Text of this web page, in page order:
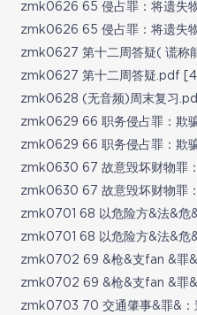
zmk0626 65 侵占罪：将遗失
zmk0626 65 侵占罪：将遗失
zmk0627 第十二周答疑( 谎称
zmk0627 第十二周答疑.pdf
zmk0628 (无音频)周末复习
zmk0629 66 职务侵占罪：欺
zmk0629 66 职务侵占罪：欺
zmk0630 67 故意毁坏财物罪
zmk0630 67 故意毁坏财物罪
zmk0701 68 以危险方&法&危
zmk0701 68 以危险方&法&危
zmk0702 69 &枪&支fan &罪&
zmk0702 69 &枪&支fan &罪&
zmk0703 70 交通肇事&罪&：